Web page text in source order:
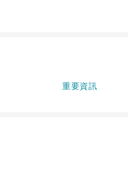
重要資訊